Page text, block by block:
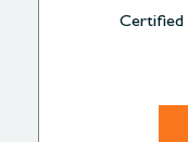
Certified